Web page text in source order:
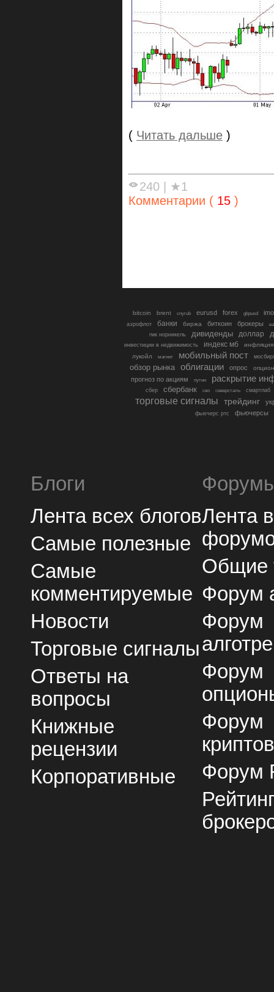
( Читать дальше )
240 | ★1
Комментарии ( 15 )
bitcoin brent cnyrub eurusd forex gbpusd
аэрофлот банки биржа биткоин брокеры
гмк норникель
дивиденды доллар
инвестиции в недвижимость индекс мб
инфляция
лукойл
магнит мобильный пост
обзор рынка облигации опрос
прогноз по акциям путин раскрытие
сбер сбербанк сво северсталь смартлаб
торговые сигналы трейдинг
фьючерс ртс фьючерсы
Блоги
Лента всех блогов
Самые полезные
Самые
комментируемые
Новости
Торговые сигналы
Ответы на
вопросы
Книжные
рецензии
Корпоративные
Лента
Общие
Форум
Форум
Форум
Форум
Форум